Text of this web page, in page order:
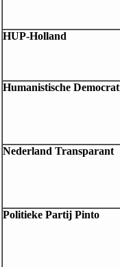
HUP-Holland
Humanistische
Nederland Transparant
Politieke Partij Pinto